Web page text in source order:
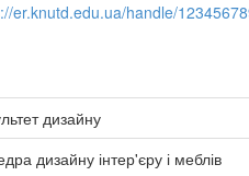
er.knutd.edu.ua/handle/
дизайну
дизайну інтер'єру і меблів